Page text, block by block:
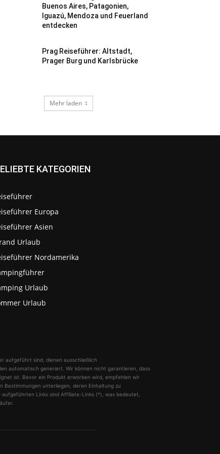
Buenos Aires, Patagonien,
Iguazú, Mendoza und Feuerland
entdecken
Prag Reiseführer: Altstadt,
Prager Burg und Karlsbrücke
Mehr laden
KATEGORIEN
Europa
Asien
Urlaub
Nordamerika
Urlaub
Urlaub
aufgeführt sind, dienen ausschließlich
automatisch generiert. Wir können nicht garantieren, dass
ist. Bevor ein Produkt erworben wird, empfehlen wir
Bestimmungen unterliegen, deren Einhaltung zu
Links sind Affiliate-Links (*), was bedeutet,